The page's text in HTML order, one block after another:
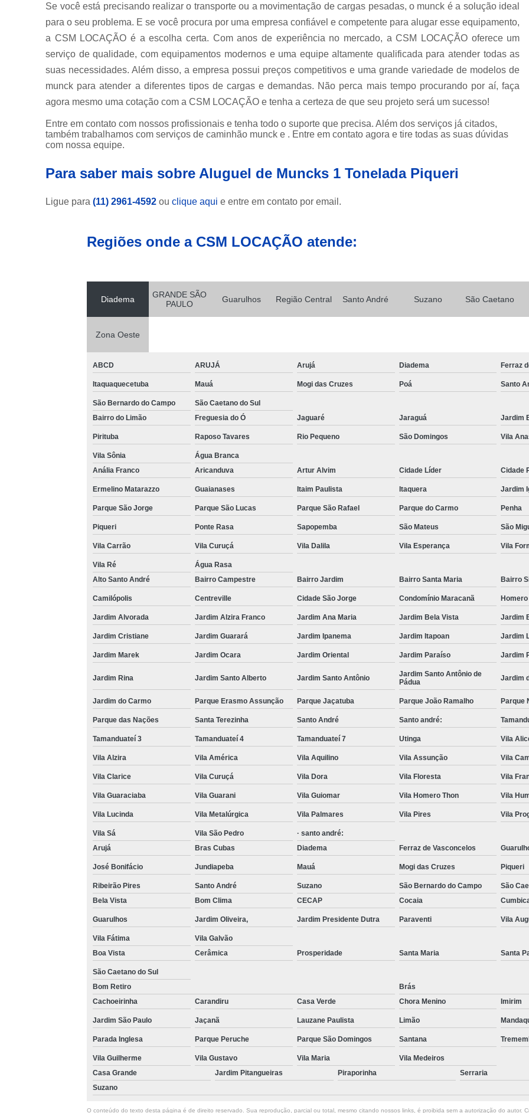
Locação de Guindaste Articulado
Locação de Munck para Levantar Vigas
Locação de Munck para Transporte
Caminhão Munck para Locação e
Contratar Munck
Locação de Caminhão Munck em Sp
Caminhões com Muncks para
Aluguel de Munck para Cobertura
Aluguel de Munck para Remoção de
Aluguel de
Aluguel de Munck
Locação de
Locação de Caminhão Munck para
Locação de Munck para Remoção
Empresa de Transporte de Carga
Transportadora com
Transporte com
Transporte com Munck em São
Transporte de Cargas com
Transporte de Máquinas e
Caminhões de
Carregamento de
Remoção de Container com
Remoção de Container de Munck
Transporte de Containers
Transporte de Containers Vazios
Transporte de Equipamentos e
Transporte de Equipamentos
Transporte de Máquinas com
Transporte de Máquinas
Transporte e
Se você está precisando realizar o transporte ou a movimentação de cargas pesadas, o munck é a solução ideal
para o seu problema. E se você procura por uma empresa confiável e competente para alugar esse equipamento,
a CSM LOCAÇÃO é a escolha certa. Com anos de experiência no mercado, a CSM LOCAÇÃO oferece um
serviço de qualidade, com equipamentos modernos e uma equipe altamente qualificada para atender todas as
suas necessidades. Além disso, a empresa possui preços competitivos e uma grande variedade de modelos de
munck para atender a diferentes tipos de cargas e demandas. Não perca mais tempo procurando por aí, faça
agora mesmo uma cotação com a CSM LOCAÇÃO e tenha a certeza de que seu projeto será um sucesso!
Entre em contato com nossos profissionais e tenha todo o suporte que precisa. Além dos serviços já citados,
também trabalhamos com serviços de caminhão munck e . Entre em contato agora e tire todas as suas dúvidas
com nossa equipe.
Para saber mais sobre Aluguel de Muncks 1 Tonelada Piqueri
Ligue para(11) 2961-4592ouclique aqui e entre em contato por email.
Regiões onde a CSM LOCAÇÃO atende:
Diadema
GRANDE SÃO
PAULO
Guarulhos Região Central Santo André Suzano São Caetano
Zona Oeste
ABCD ARUJÁ Arujá Diadema Ferraz
Itaquaquecetuba Mauá Mogi das Cruzes Poá Santo
São Bernardo do Campo
São Caetano do Sul
Bairro do Limão
Freguesia do Ó Jaguaré Jaraguá Jardim
Pirituba Raposo Tavares Rio Pequeno São Domingos Vila
Vila Sônia
Água Branca
Anália Franco
Aricanduva Artur Alvim Cidade Líder Cidade
Ermelino Matarazzo Guaianases Itaim Paulista Itaquera Jardim
Parque São Jorge Parque São Lucas Parque São Rafael Parque do Carmo Penha
Piqueri Ponte Rasa Sapopemba São Mateus São
Vila Carrão Vila Curuçá Vila Dalila Vila Esperança Vila
Vila Ré
Água Rasa
Alto Santo André
Bairro Campestre Bairro Jardim Bairro Santa Maria Bairro
Camilópolis Centreville Cidade São Jorge Condomínio Maracanã Homero
Jardim Alvorada Jardim Alzira Franco Jardim Ana Maria Jardim Bela Vista Jardim
Jardim Cristiane Jardim Guarará Jardim Ipanema Jardim Itapoan Jardim
Jardim Marek Jardim Ocara Jardim Oriental Jardim Paraíso Jardim
Jardim Rina Jardim Santo Alberto Jardim Santo Antônio
Jardim Santo Antônio de
Pádua
Jardim
Jardim do Carmo Parque Erasmo Assunção Parque Jaçatuba Parque João Ramalho Parque
Parque das Nações Santa Terezinha Santo André Santo andré:
Tamanduateí 3 Tamanduateí 4 Tamanduateí 7 Utinga Vila
Vila Alzira Vila América Vila Aquilino Vila Assunção Vila
Vila Clarice Vila Curuçá Vila Dora Vila Floresta Vila
Vila Guaraciaba Vila Guarani Vila Guiomar Vila Homero Thon Vila
Vila Lucinda Vila Metalúrgica Vila Palmares Vila Pires Vila
Vila Sá Vila São Pedro
· santo andré:
Arujá
Bras Cubas Diadema Ferraz de Vasconcelos
José Bonifácio Jundiapeba Mauá Mogi das Cruzes Piqueri
Ribeirão Pires Santo André Suzano São Bernardo do Campo São
Bela Vista
Bom Clima CECAP Cocaia
Guarulhos Jardim Oliveira, Jardim Presidente Dutra Paraventi Vila
Vila Fátima
Vila Galvão
Boa Vista
Cerâmica Prosperidade Santa Maria Santa
São Caetano do Sul
Bom Retiro
Brás
Cachoeirinha
Carandiru Casa Verde Chora Menino Imirim
Jardim São Paulo Jaçanã Lauzane Paulista Limão
Parada Inglesa Parque Peruche Parque São Domingos Santana
Vila Guilherme Vila Gustavo Vila Maria
Vila Medeiros
Casa Grande
Jardim Pitangueiras Piraporinha Serraria
Suzano
O conteúdo do texto desta página é de direito reservado. Sua reprodução, parcial ou total, mesmo citando nossos links, é proibida sem a autorização do autor.